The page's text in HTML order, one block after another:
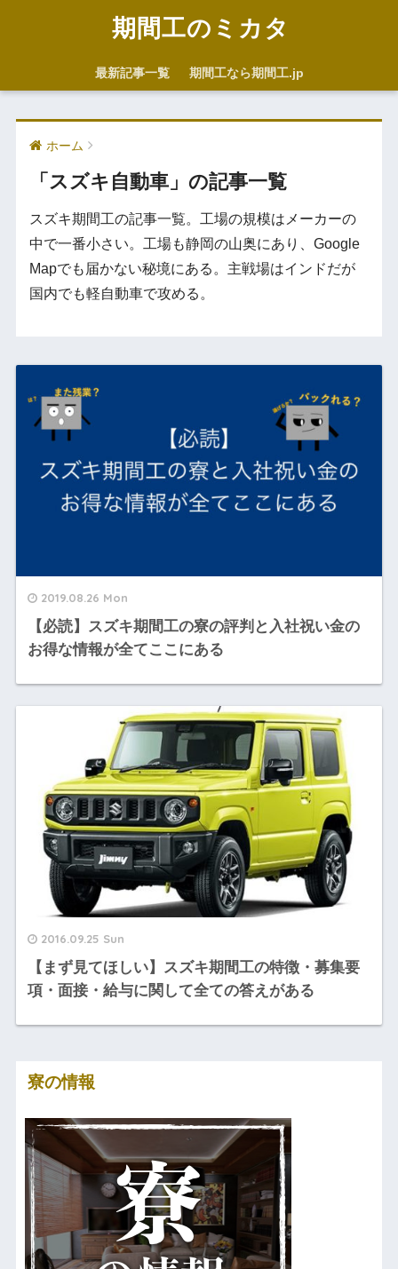
期間工のミカタ
最新記事一覧 期間工なら期間工.jp
ホーム
「スズキ自動車」の記事一覧
スズキ期間工の記事一覧。工場の規模はメーカーの
中で一番小さい。工場も静岡の山奥にあり、Google
Mapでも届かない秘境にある。主戦場はインドだが
国内でも軽自動車で攻める。
2019.08.26 Mon
【必読】スズキ期間工の寮の評判と入社祝い金の
お得な情報が全てここにある
2016.09.25 Sun
【まず見てほしい】スズキ期間工の特徴・募集要
項・面接・給与に関して全ての答えがある
寮の情報